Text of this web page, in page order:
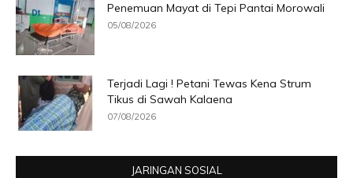
Penemuan Mayat di Tepi Pantai Morowali
05/08/2026
Terjadi Lagi ! Petani Tewas Kena Strum
Tikus di Sawah Kalaena
07/08/2026
JARINGAN SOSIAL